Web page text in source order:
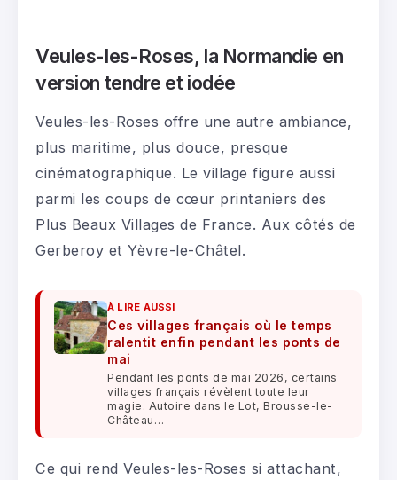
Veules-les-Roses, la Normandie en
version tendre et iodée
Veules-les-Roses offre une autre ambiance,
plus maritime, plus douce, presque
cinématographique. Le village figure aussi
parmi les coups de cœur printaniers des
Plus Beaux Villages de France. Aux côtés de
Gerberoy et Yèvre-le-Châtel.
À LIRE AUSSI
Ces villages français où le temps
ralentit enfin pendant les ponts de
mai
Pendant les ponts de mai 2026, certains
villages français révèlent toute leur
magie. Autoire dans le Lot, Brousse-le-
Château…
Ce qui rend Veules-les-Roses si attachant,